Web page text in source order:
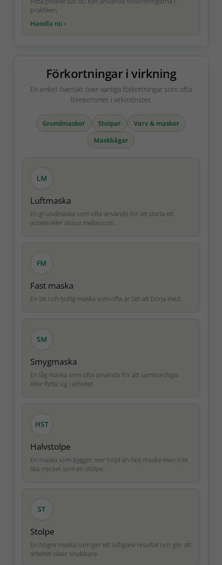
praktiken.
Förkortningar i virkning
En enkel översikt över vanliga förkortningar som ofta
förekommer i virkmönster.
Grundmaskor Stolpar
Varv & maskor
Maskbågar
LM
Luftmaska
En grundmaska som ofta används för att starta ett
arbete eller skapa mellanrum.
FM
Fast maska
En tät och tydlig maska som ofta är lätt att börja med.
SM
Smygmaska
En låg maska som ofta används för att sammanfoga
eller flytta sig i arbetet.
HST
Halvstolpe
En maska som bygger mer höjd än fast maska men inte
lika mycket som en stolpe.
ST
Stolpe
En högre maska som ger ett luftigare resultat och gör att
arbetet växer snabbare.